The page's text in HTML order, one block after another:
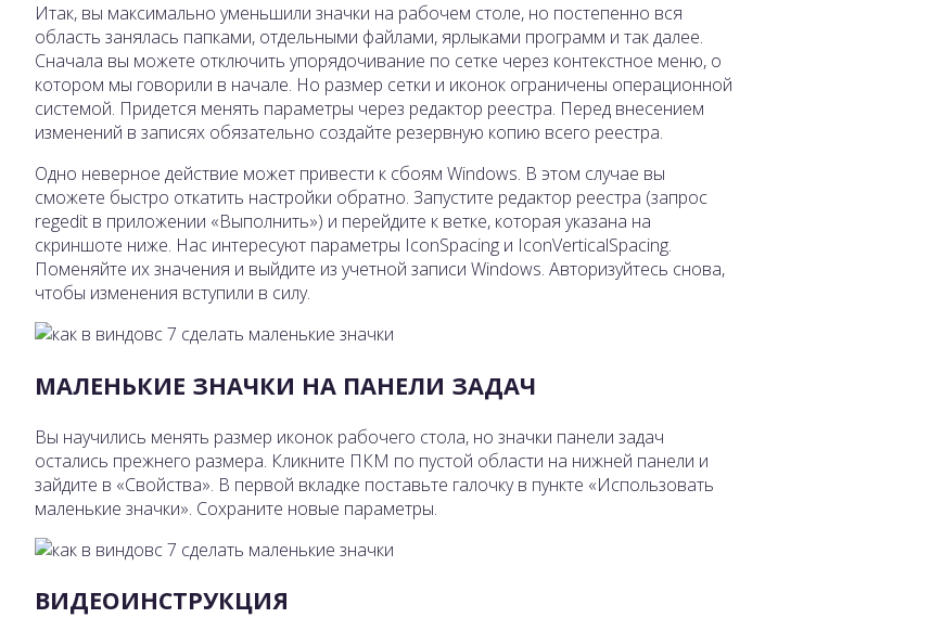
Итак, вы максимально уменьшили значки на рабочем столе, но постепенно вся
область занялась папками, отдельными файлами, ярлыками программ и так далее.
Сначала вы можете отключить упорядочивание по сетке через контекстное меню, о
котором мы говорили в начале. Но размер сетки и иконок ограничены операционной
системой. Придется менять параметры через редактор реестра. Перед внесением
изменений в записях обязательно создайте резервную копию всего реестра.
Одно неверное действие может привести к сбоям Windows. В этом случае вы
сможете быстро откатить настройки обратно. Запустите редактор реестра (запрос
regedit в приложении «Выполнить») и перейдите к ветке, которая указана на
скриншоте ниже. Нас интересуют параметры IconSpacing и IconVerticalSpacing.
Поменяйте их значения и выйдите из учетной записи Windows. Авторизуйтесь снова,
чтобы изменения вступили в силу.
МАЛЕНЬКИЕ ЗНАЧКИ НА ПАНЕЛИ ЗАДАЧ
Вы научились менять размер иконок рабочего стола, но значки панели задач
остались прежнего размера. Кликните ПКМ по пустой области на нижней панели и
зайдите в «Свойства». В первой вкладке поставьте галочку в пункте «Использовать
маленькие значки». Сохраните новые параметры.
ВИДЕОИНСТРУКЦИЯ